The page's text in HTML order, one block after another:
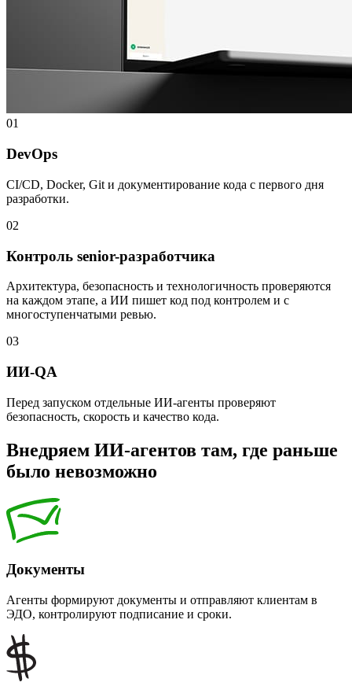
01
DevOps
CI/CD, Docker, Git и документирование кода с первого дня
разработки.
02
Контроль senior-разработчика
Архитектура, безопасность и технологичность проверяются
на каждом этапе, а ИИ пишет код под контролем и с
многоступенчатыми ревью.
03
ИИ-QA
Перед запуском отдельные ИИ-агенты проверяют
безопасность, скорость и качество кода.
Внедряем ИИ-агентов там, где раньше
было невозможно
Документы
Агенты формируют документы и отправляют клиентам в
ЭДО, контролируют подписание и сроки.